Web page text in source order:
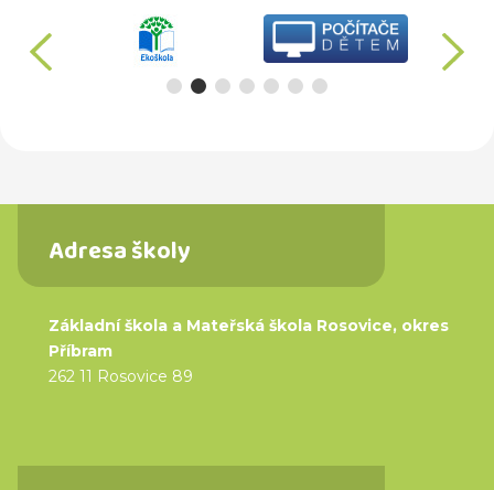
předchozí
Adresa školy
Základní škola a Mateřská škola Rosovice, okres
Příbram
262 11 Rosovice 89